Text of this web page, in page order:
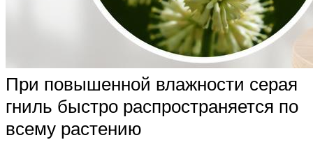
При повышенной влажности серая
гниль быстро распространяется по
всему растению